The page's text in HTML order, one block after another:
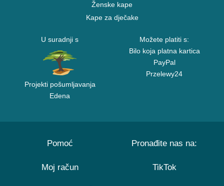
Ženske kape
Kape za dječake
U suradnji s
Projekti pošumljavanja
Edena
Možete platiti s:
Bilo koja platna kartica
PayPal
Przelewy24
Pomoć
Moj račun
Pronađite nas na:
TikTok